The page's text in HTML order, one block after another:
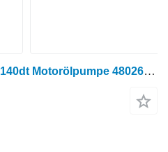
Fiat F130, F140, F130dt, F140dt Motorölpumpe 4802609, 4770252 für Radtraktor